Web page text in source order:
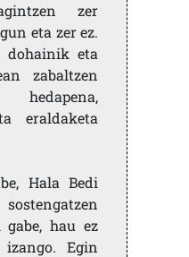
zer
eta zer ez.
dohainik eta
zabaltzen
eraldaketa
Hala Bedi
hau ez
Egin